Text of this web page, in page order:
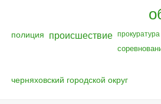
полиция происшествие прокуратура
черняховский городской округ